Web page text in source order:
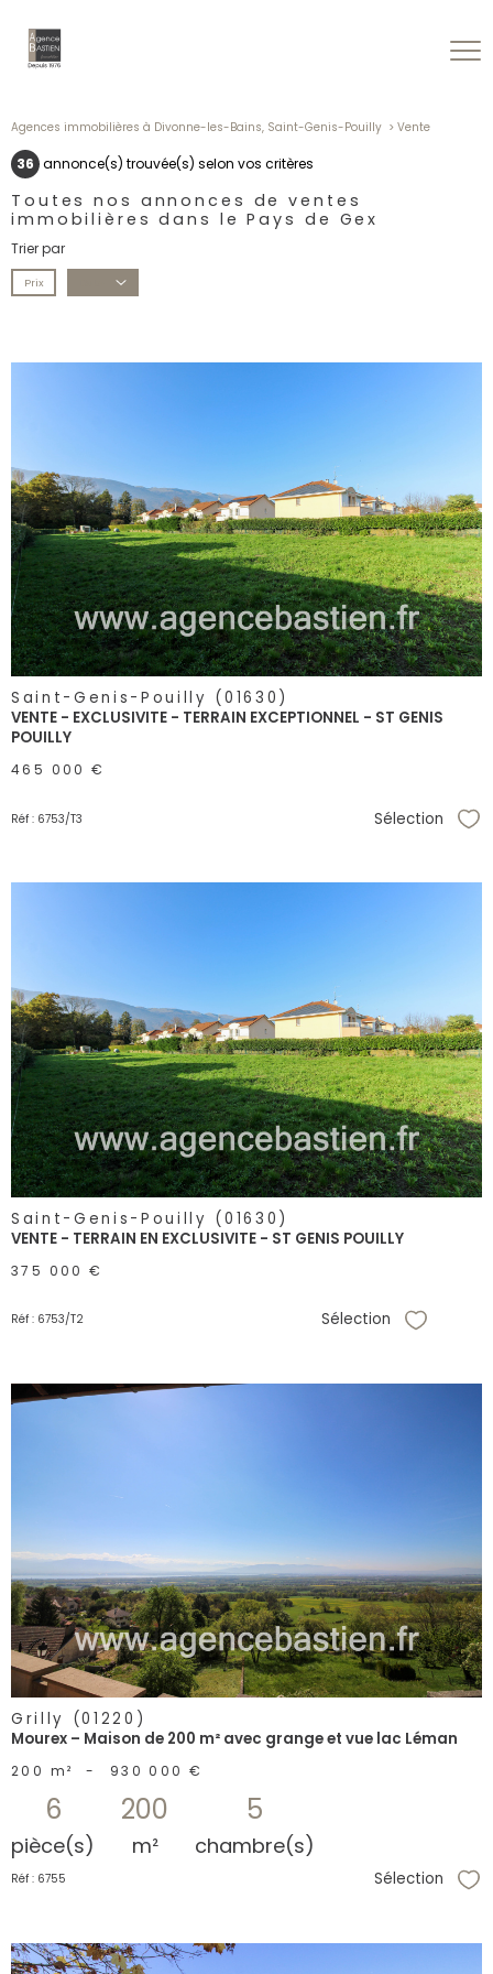
Agences immobilières à Divonne-les-Bains, Saint-Genis-Pouilly Vente
36 annonce(s) trouvée(s) selon vos critères
Toutes nos annonces de ventes
immobilières dans le Pays de Gex
Trier par
Prix
voir le
bien
Saint-Genis-Pouilly (01630)
VENTE - EXCLUSIVITE - TERRAIN EXCEPTIONNEL - ST GENIS
POUILLY
465 000 €
Réf : 6753/T3 Sélection
voir le
bien
Saint-Genis-Pouilly (01630)
VENTE - TERRAIN EN EXCLUSIVITE - ST GENIS POUILLY
375 000 €
Réf : 6753/T2 Sélection
bien
Grilly (01220)
Mourex – Maison de 200 m² avec grange et vue lac Léman
200 m² - 930 000 €
6
pièce(s)
200
m²
5
chambre(s)
Réf : 6755 Sélection